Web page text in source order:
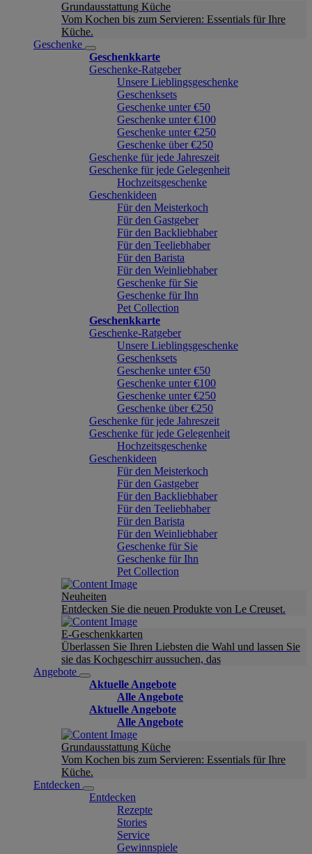
Grundausstattung Küche
Vom Kochen bis zum Servieren: Essentials für Ihre
Küche.
Geschenke
Geschenkkarte
Geschenke-Ratgeber
Unsere Lieblingsgeschenke
Geschenksets
Geschenke unter €50
Geschenke unter €100
Geschenke unter €250
Geschenke über €250
Geschenke für jede Jahreszeit
Geschenke für jede Gelegenheit
Hochzeitsgeschenke
Geschenkideen
Für den Meisterkoch
Für den Gastgeber
Für den Backliebhaber
Für den Teeliebhaber
Für den Barista
Für den Weinliebhaber
Geschenke für Sie
Geschenke für Ihn
Pet Collection
Geschenkkarte
Geschenke-Ratgeber
Unsere Lieblingsgeschenke
Geschenksets
Geschenke unter €50
Geschenke unter €100
Geschenke unter €250
Geschenke über €250
Geschenke für jede Jahreszeit
Geschenke für jede Gelegenheit
Hochzeitsgeschenke
Geschenkideen
Für den Meisterkoch
Für den Gastgeber
Für den Backliebhaber
Für den Teeliebhaber
Für den Barista
Für den Weinliebhaber
Geschenke für Sie
Geschenke für Ihn
Pet Collection
Neuheiten
Entdecken Sie die neuen Produkte von Le Creuset.
E-Geschenkkarten
Überlassen Sie Ihren Liebsten die Wahl und lassen Sie
sie das Kochgeschirr aussuchen, das
Angebote
Aktuelle Angebote
Alle Angebote
Aktuelle Angebote
Alle Angebote
Grundausstattung Küche
Vom Kochen bis zum Servieren: Essentials für Ihre
Küche.
Entdecken
Entdecken
Rezepte
Stories
Service
Gewinnspiele